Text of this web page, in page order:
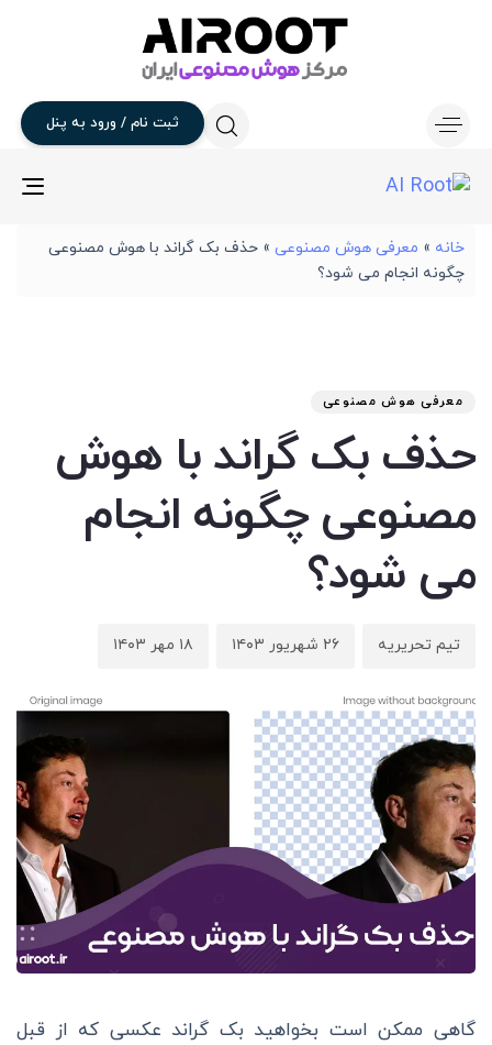
ثبت نام / ورود به پنل
خانه » معرفی هوش مصنوعی » حذف بک گراند با هوش مصنوعی
چگونه انجام می شود؟
معرفی هوش مصنوعی
حذف بک گراند با هوش
مصنوعی چگونه انجام
می شود؟
تیم تحریریه ۲۶ شهریور ۱۴۰۳ ۱۸ مهر ۱۴۰۳
گاهی ممکن است بخواهید بک گراند عکسی که از قبل